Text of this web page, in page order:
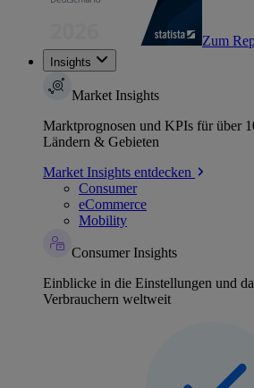
Zum
Insights
Market Insights
Marktprognosen und KPIs für über
Ländern & Gebieten
Market Insights entdecken
Consumer
eCommerce
Mobility
Consumer Insights
Einblicke in die Einstellungen und
Verbrauchern weltweit